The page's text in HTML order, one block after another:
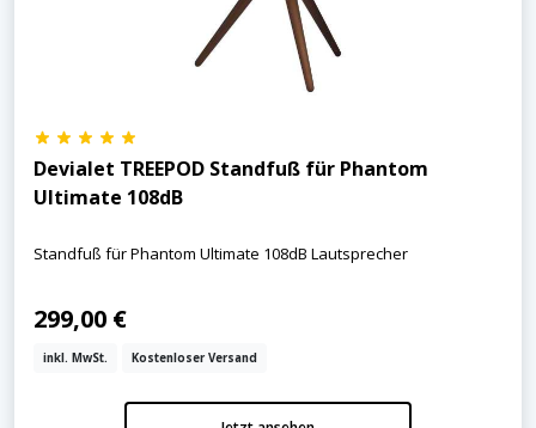
Devialet TREEPOD Standfuß für Phantom
Ultimate 108dB
Standfuß für Phantom Ultimate 108dB Lautsprecher
299,00 €
inkl. MwSt. Kostenloser Versand